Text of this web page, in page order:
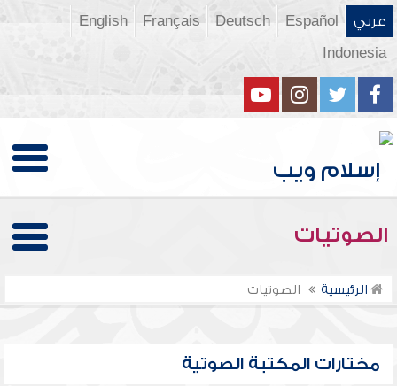
عربي Español
Deutsch
Français
English
Indonesia
الصوتيات
الرئيسية الصوتيات
مختارات المكتبة الصوتية